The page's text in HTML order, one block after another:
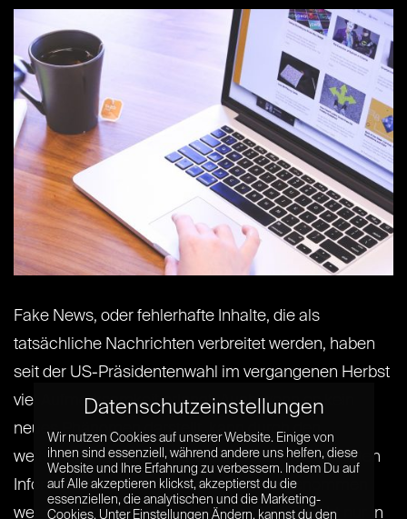
Fake News, oder fehlerhafte Inhalte, die als
tatsächliche Nachrichten verbreitet werden, haben
seit der US-Präsidentenwahl im vergangenen Herbst
viel Aufmerksamkeit erlangt. Auch wenn es kein
neues Phänomen darstellt, kann durch den
weltumspannenden Charakter dieser webbasierten
Informationen internationaler Einfluss genommen
werden. Infolgedessen ist dieses Thema nicht nur in
Datenschutzeinstellungen
Wir nutzen Cookies auf unserer Website. Einige von
ihnen sind essenziell, während andere uns helfen, diese
Website und Ihre Erfahrung zu verbessern. Indem Du auf
auf Alle akzeptieren klickst, akzeptierst du die
essenziellen, die analytischen und die Marketing-
Cookies. Unter Einstellungen Ändern, kannst du den